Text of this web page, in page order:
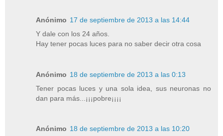
Anónimo 17 de septiembre de 2013 a las 14:44
Y dale con los 24 años.
Hay tener pocas luces para no saber decir otra cosa
Anónimo 18 de septiembre de 2013 a las 0:13
Tener pocas luces y una sola idea, sus neuronas no
dan para más...¡¡¡pobre¡¡¡¡
Anónimo 18 de septiembre de 2013 a las 10:20